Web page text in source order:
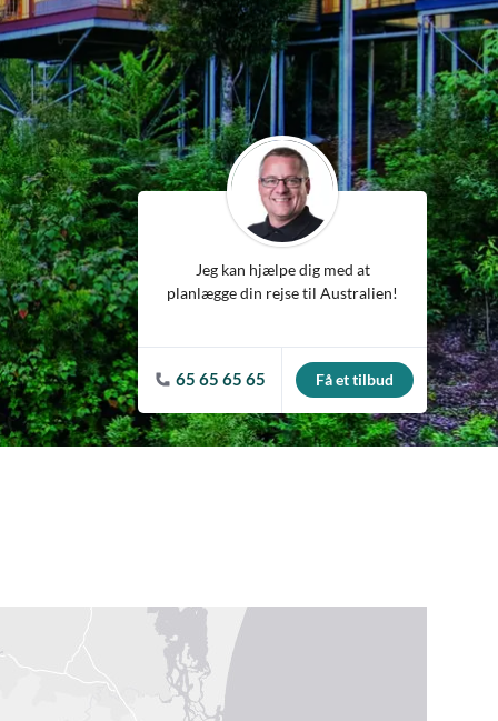
Jeg kan hjælpe dig med at
planlægge din rejse til Australien!
65 65 65 65 Få et tilbud